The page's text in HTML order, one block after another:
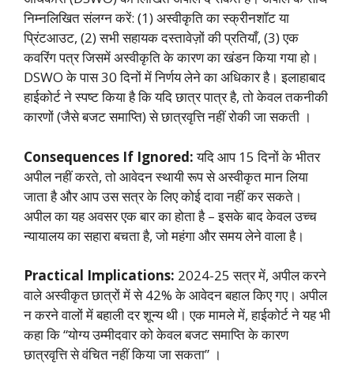
निम्नलिखित संलग्न करें: (1) अस्वीकृति का स्क्रीनशॉट या
प्रिंटआउट, (2) सभी सहायक दस्तावेज़ों की प्रतियाँ, (3) एक
कवरिंग पत्र जिसमें अस्वीकृति के कारण का खंडन किया गया हो।
DSWO के पास 30 दिनों में निर्णय लेने का अधिकार है। इलाहाबाद
हाईकोर्ट ने स्पष्ट किया है कि यदि छात्र पात्र है, तो केवल तकनीकी
कारणों (जैसे बजट समाप्ति) से छात्रवृत्ति नहीं रोकी जा सकती ।
Consequences If Ignored:यदि आप 15 दिनों के भीतर
अपील नहीं करते, तो आवेदन स्थायी रूप से अस्वीकृत मान लिया
जाता है और आप उस सत्र के लिए कोई दावा नहीं कर सकते।
अपील का यह अवसर एक बार का होता है – इसके बाद केवल उच्च
न्यायालय का सहारा बचता है, जो महंगा और समय लेने वाला है।
Practical Implications: 2024-25 सत्र में, अपील करने
वाले अस्वीकृत छात्रों में से 42% के आवेदन बहाल किए गए। अपील
न करने वालों में बहाली दर शून्य थी। एक मामले में, हाईकोर्ट ने यह भी
कहा कि “योग्य उम्मीदवार को केवल बजट समाप्ति के कारण
छात्रवृत्ति से वंचित नहीं किया जा सकता” ।